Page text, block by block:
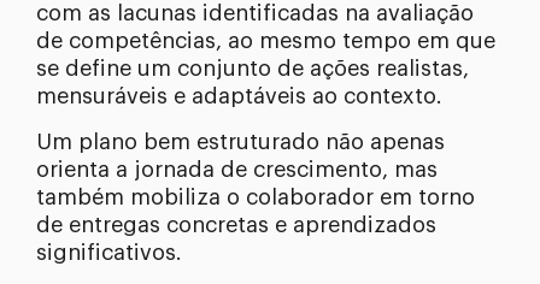
com as lacunas identificadas na avaliação
de competências, ao mesmo tempo em que
se define um conjunto de ações realistas,
mensuráveis e adaptáveis ao contexto.
Um plano bem estruturado não apenas
orienta a jornada de crescimento, mas
também mobiliza o colaborador em torno
de entregas concretas e aprendizados
significativos.